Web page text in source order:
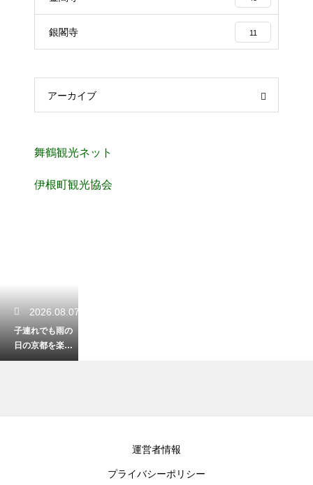
銀閣寺 11
アーカイブ
舞鶴観光ネット
伊根町観光協会
2026.08.07
子連れでも雨の
日の京都を楽し
く観光！室内の
運営者情報
プライバシーポリシー